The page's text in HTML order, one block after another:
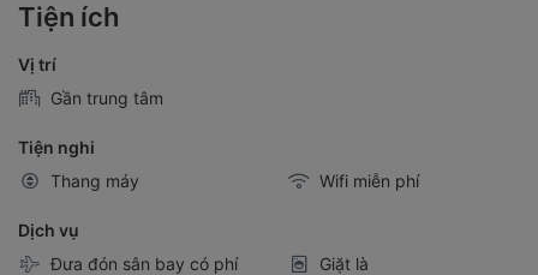
Tiện ích
Vị trí
Gần trung tâm
Tiện nghi
Thang máy
Wifi miễn phí
Dịch vụ
Đưa đón sân bay có phí
Giặt là